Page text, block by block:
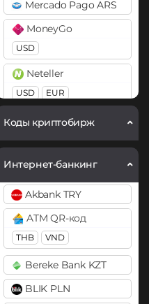
BitTorrent (BTT)
Cardano (ADA)
Chainlink (LINK)
BEP20 ERC20
Compound (COMP)
Cosmos (ATOM)
Cronos (CRO)
ERC20
DASH
Decentraland (MANA)
Dogecoin (DOGE)
DOGE
Mercado Pago ARS
MoneyGo
USD
Neteller
USD EUR
Payoneer
PayPal
USD EUR GBP
AUD
PYUSD
PaySera
EUR
Paytm INR
Pix BRL
Коды криптобирж
Интернет-банкинг
Akbank TRY
ATM QR-код
THB VND
Bereke Bank KZT
BLIK PLN